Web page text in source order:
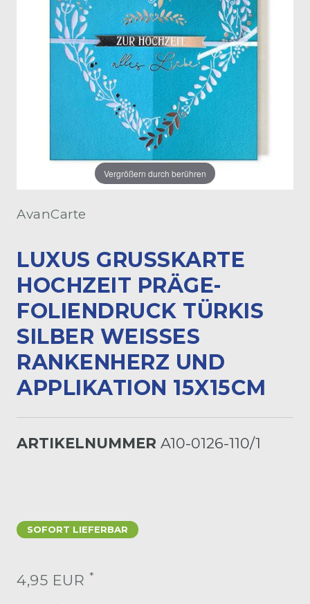
Vergrößern durch berühren
AvanCarte
LUXUS GRUSSKARTE H
OCHZEIT PRÄGE-F
OLIENDRUCK TÜRKIS S
ILBER WEISSES RA
NKENHERZ UND AP
PLIKATION 15X15CM
ARTIKELNUMMER A10-0126-110/1
SOFORT LIEFERBAR
4,95 EUR *